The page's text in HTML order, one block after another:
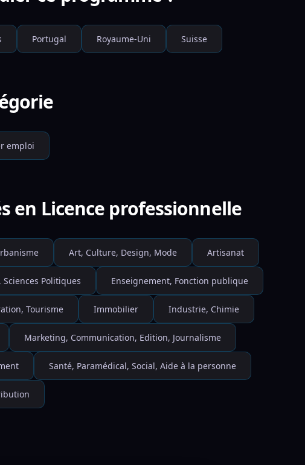
Portugal Royaume-Uni Suisse
emploi
en Licence professionnelle
Art, Culture, Design, Mode Artisanat
Sciences Politiques Enseignement, Fonction publique
Tourisme Immobilier Industrie, Chimie
Marketing, Communication, Edition, Journalisme
Santé, Paramédical, Social, Aide à la personne